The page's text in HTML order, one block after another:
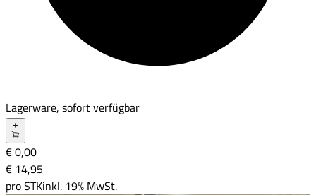
Lagerware, sofort verfügbar
€ 0,00
€ 14,95
proSTKinkl. 19% MwSt.